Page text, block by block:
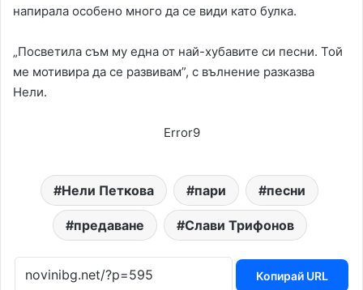
напирала особено много да се види като булка.
„Посветила съм му една от най-хубавите си песни. Той
ме мотивира да се развивам”, с вълнение разказва
Нели.
Error9
Нели Петкова пари песни
предаване Слави Трифонов
Копирай URL